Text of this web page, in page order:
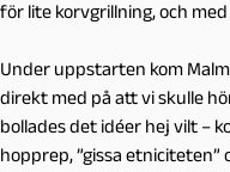
för lite korvgrillning, och
Under uppstarten kom
direkt med på att vi skulle
bollades det idéer hej vilt –
hopprep, ”gissa